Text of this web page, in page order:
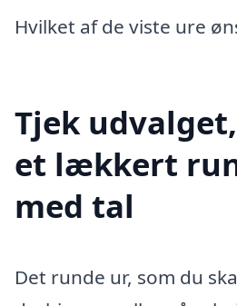
Hvilket af de viste ure
Tjek
et lækkert
med tal
Det runde ur, som du